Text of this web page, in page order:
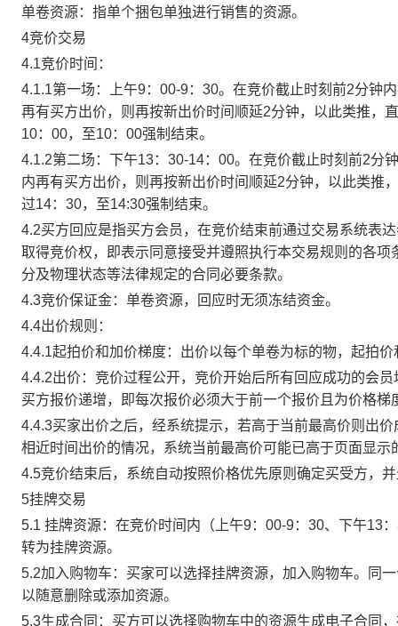
单卷资源：指单个捆包单独进行销售的资源。
4竞价交易
4.1竞价时间：
4.1.1第一场：上午9：00-9：30。在竞价截止时刻前2分钟
再有买方出价，则再按新出价时间顺延2分钟，以此类推，
10：00，至10：00强制结束。
4.1.2第二场：下午13：30-14：00。在竞价截止时刻前2分
内再有买方出价，则再按新出价时间顺延2分钟，以此类推
过14：30，至14:30强制结束。
4.2买方回应是指买方会员，在竞价结束前通过交易系统表
取得竞价权，即表示同意接受并遵照执行本交易规则的各
分及物理状态等法律规定的合同必要条款。
4.3竞价保证金：单卷资源，回应时无须冻结资金。
4.4出价规则：
4.4.1起拍价和加价梯度：出价以每个单卷为标的物，起拍
4.4.2出价：竞价过程公开，竞价开始后所有回应成功的会
买方报价递增，即每次报价必须大于前一个报价且为价格
4.4.3买家出价之后，经系统提示，若高于当前最高价则出
相近时间出价的情况，系统当前最高价可能已高于页面显示
4.5竞价结束后，系统自动按照价格优先原则确定买受方，
5挂牌交易
5.1 挂牌资源：在竞价时间内（上午9：00-9：30、下午13
转为挂牌资源。
5.2加入购物车：买家可以选择挂牌资源，加入购物车。同
以随意删除或添加资源。
5.3生成合同：买方可以选择购物车中的资源生成电子合同